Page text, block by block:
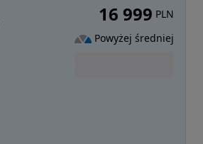
16 999 PLN
Powyżej średniej